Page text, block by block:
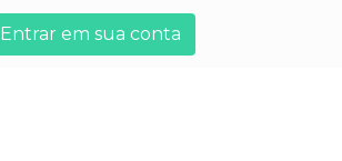
Entrar em sua conta